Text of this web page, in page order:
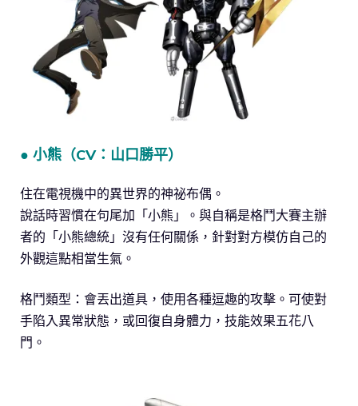
● 小熊（CV：山口勝平）
住在電視機中的異世界的神祕布偶。
說話時習慣在句尾加「小熊」。與自稱是格鬥大賽主辦
者的「小熊總統」沒有任何關係，針對對方模仿自己的
外觀這點相當生氣。
格鬥類型：會丟出道具，使用各種逗趣的攻擊。可使對
手陷入異常狀態，或回復自身體力，技能效果五花八
門。